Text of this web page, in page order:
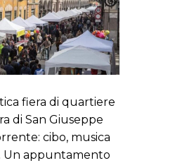
fiera di quartiere
di San Giuseppe
cibo, musica
Un appuntamento